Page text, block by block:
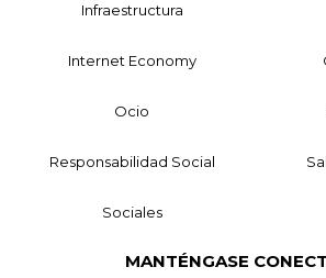
Infraestructura
Internet Economy
Ocio
Responsabilidad Social
Sociales
MANTÉNGASE